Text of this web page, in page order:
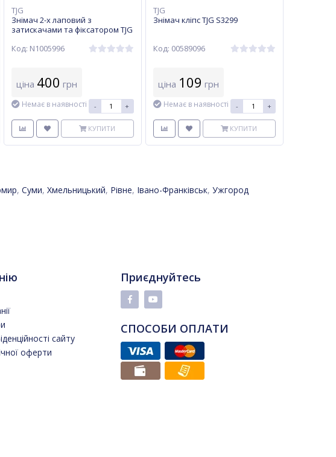
TJG
Знімач 2-х лаповий з
затискачами та фіксатором TJG
Код: N1005996
ціна 400 грн
Немає в наявності - +
КУПИТИ
TJG
Знімач кліпс TJG S3299
Код: 00589096
ціна 109 грн
Немає в наявності - +
КУПИТИ
, Суми, Хмельницький, Рівне, Івано-Франківськ, Ужгород
сайту
оферти
Приєднуйтесь
СПОСОБИ ОПЛАТИ